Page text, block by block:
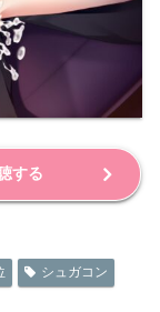
する
シュガコン